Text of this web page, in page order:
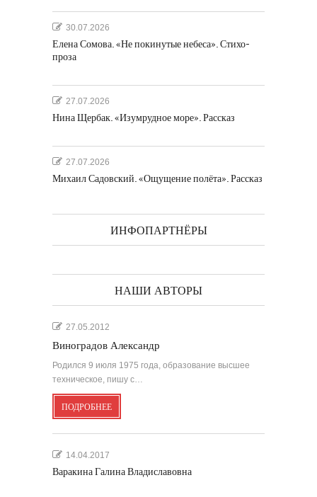
30.07.2026
Елена Сомова. «Не покинутые небеса». Стихо-
проза
27.07.2026
Нина Щербак. «Изумрудное море». Рассказ
27.07.2026
Михаил Садовский. «Ощущение полёта». Рассказ
ИНФОПАРТНЁРЫ
НАШИ АВТОРЫ
27.05.2012
Виноградов Александр
Родился 9 июля 1975 года, образование высшее
техническое, пишу с…
ПОДРОБНЕЕ
14.04.2017
Варакина Галина Владиславовна